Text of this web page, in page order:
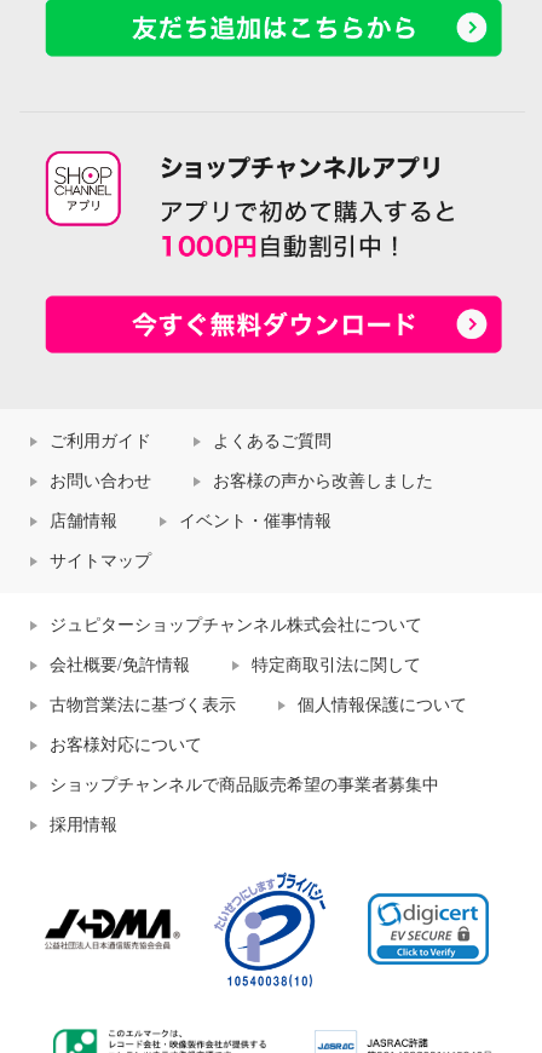
ご利用ガイド よくあるご質問
お問い合わせ お客様の声から改善しました
店舗情報 イベント・催事情報
サイトマップ
ジュピターショップチャンネル株式会社について
会社概要/免許情報 特定商取引法に関して
古物営業法に基づく表示 個人情報保護について
お客様対応について
ショップチャンネルで商品販売希望の事業者募集中
採用情報